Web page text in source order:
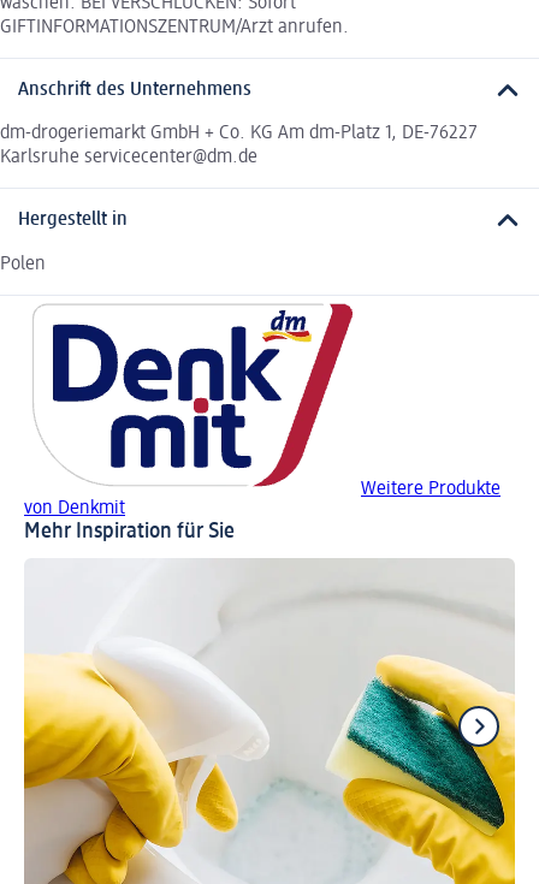
GIFTINFORMATIONSZENTRUM/Arzt anrufen.
Anschrift des Unternehmens
dm-drogeriemarkt GmbH + Co. KG Am dm-Platz 1, DE-76227
Karlsruhe servicecenter@dm.de
Hergestellt in
Polen
Weitere Produkte
von Denkmit
Mehr Inspiration für Sie